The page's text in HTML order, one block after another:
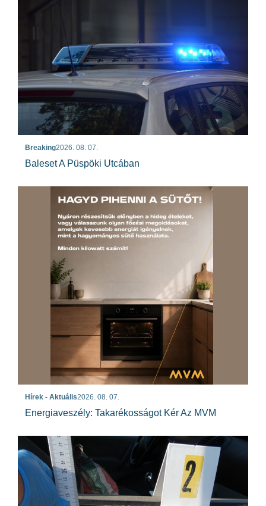
Breaking2026. 08. 07.
Baleset A Püspöki Utcában
Hírek - Aktuális2026. 08. 07.
Energiaveszély: Takarékosságot Kér Az MVM